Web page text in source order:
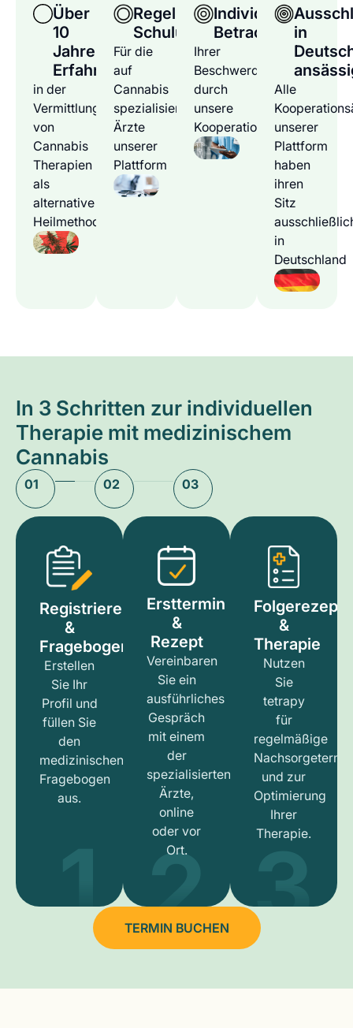
Über
10
Jahre
Erfahrung
in der
Vermittlung
von
Cannabis
Therapien
als
alternative
Heilmethode
Regelmäßige
Schulungen
Für die
auf
Cannabis
spezialisierten
Ärzte
unserer
Plattform
Individuelle
Betrachtung
Ihrer
Beschwerden
durch
unsere
Kooperationsärzte
in
Alle
unserer
Plattform
haben
ihren
Sitz
in
Deutschland
In 3 Schritten zur individuellen
Therapie mit medizinischem
Cannabis
01 02 03
Registrieren
&
Fragebogen
Erstellen
Sie Ihr
Profil und
füllen Sie
den
medizinischen
Fragebogen
aus.
1
Ersttermin
&
Rezept
Vereinbaren
Sie ein
ausführliches
Gespräch
mit einem
der
spezialisierten
Ärzte,
online
oder vor
Ort.
2
Folgerezept
&
Therapie
Nutzen
Sie
tetrapy
für
regelmäßige
und zur
Optimierung
Ihrer
Therapie.
3
TERMIN BUCHEN